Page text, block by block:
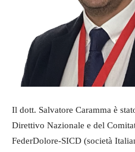
Il dott. Salvatore Caramma è
Direttivo Nazionale e del
FederDolore-SICD (società